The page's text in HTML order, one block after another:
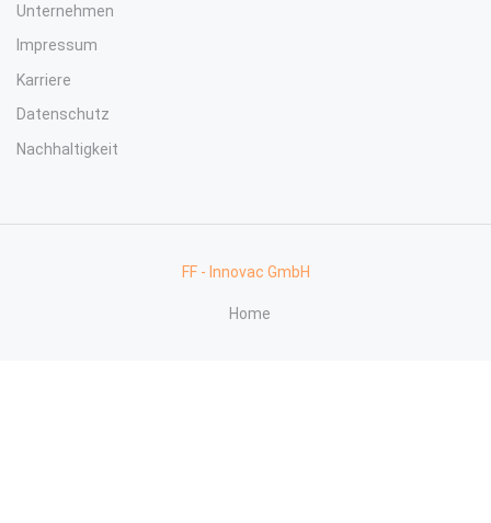
Unternehmen
Impressum
Karriere
Datenschutz
Nachhaltigkeit
FF - Innovac GmbH
Home